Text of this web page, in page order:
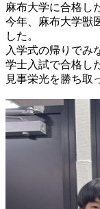
麻布大学に合格し
今年、麻布大学獣
した。
入学式の帰りでみ
学士入試で合格し
見事栄光を勝ち取